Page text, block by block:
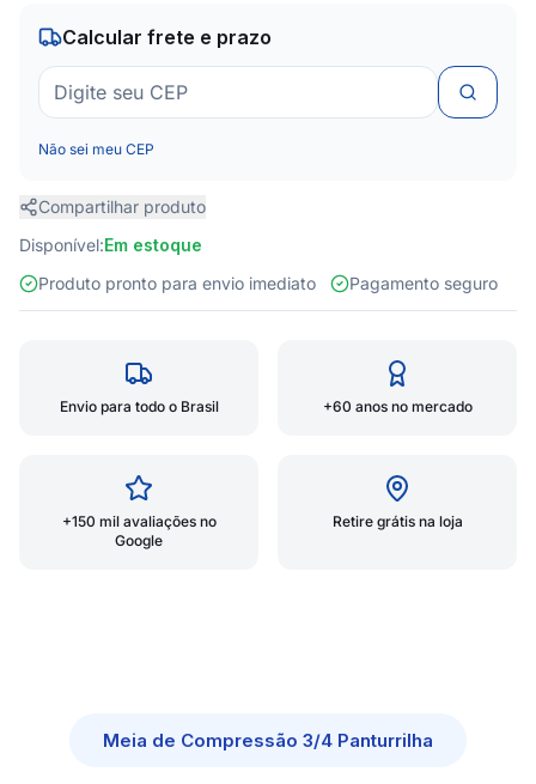
Calcular frete e prazo
Não sei meu CEP
Compartilhar produto
Disponível:Em estoque
Produto pronto para envio imediato
Pagamento seguro
Envio para todo o Brasil +60 anos no mercado
+150 mil avaliações no
Google
Retire grátis na loja
Meia de Compressão 3/4 Panturrilha